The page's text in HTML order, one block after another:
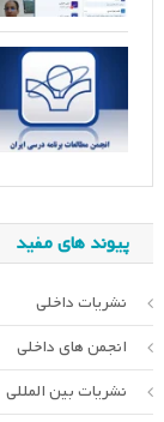
پیوند های مفید
نشریات داخلی
انجمن های داخلی
نشریات بین المللی